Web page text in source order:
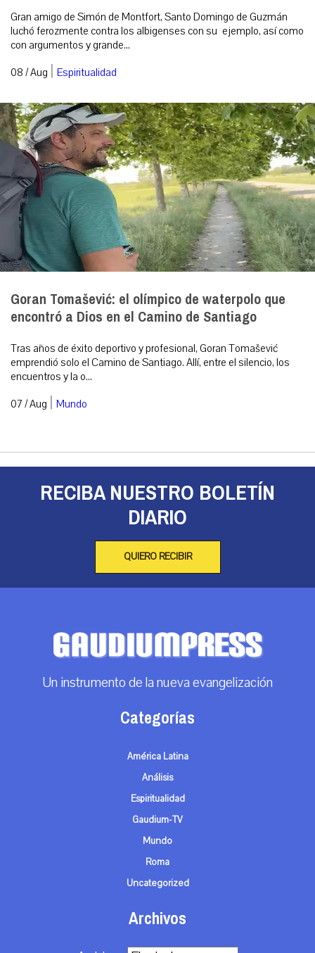
Gran amigo de Simón de Montfort, Santo Domingo de Guzmán
luchó ferozmente contra los albigenses con su ejemplo, así como
con argumentos y grande...
08 / Aug | Espiritualidad
Goran Tomašević: el olímpico de waterpolo que
encontró a Dios en el Camino de Santiago
Tras años de éxito deportivo y profesional, Goran Tomašević
emprendió solo el Camino de Santiago. Allí, entre el silencio, los
encuentros y la o...
07 / Aug | Mundo
RECIBA NUESTRO BOLETÍN
DIARIO
QUIERO RECIBIR
Un instrumento de la nueva evangelización
Categorías
América Latina
Análisis
Espiritualidad
Gaudium-TV
Mundo
Roma
Uncategorized
Archivos